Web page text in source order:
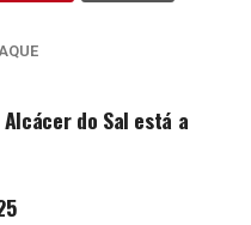
do Sal está a